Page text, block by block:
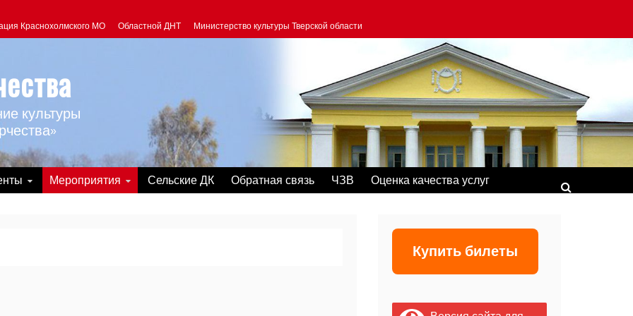
Краснохолмского МО Областной ДНТ Министерство культуры Тверской области
культуры
Мероприятия Сельские ДК Обратная связь ЧЗВ Оценка качества услуг
Купить билеты